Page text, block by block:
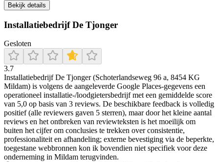
Bekijk details
Installatiebedrijf De Tjonger
Gesloten
3.7
Installatiebedrijf De Tjonger (Schoterlandseweg 96 a, 8454 KG
Mildam) is volgens de aangeleverde Google Places-gegevens een
operationeel installatie-/loodgietersbedrijf met een gemiddelde score
van 5,0 op basis van 3 reviews. De beschikbare feedback is volledig
positief (alle reviewers gaven 5 sterren), maar door het kleine aantal
reviews en het ontbreken van reviewteksten is het moeilijk om
buiten het cijfer om conclusies te trekken over consistentie,
professionaliteit en afhandeling; externe bevestiging via de beperkte,
toegestane webbronnen kon ik bovendien niet specifiek voor deze
onderneming in Mildam terugvinden.